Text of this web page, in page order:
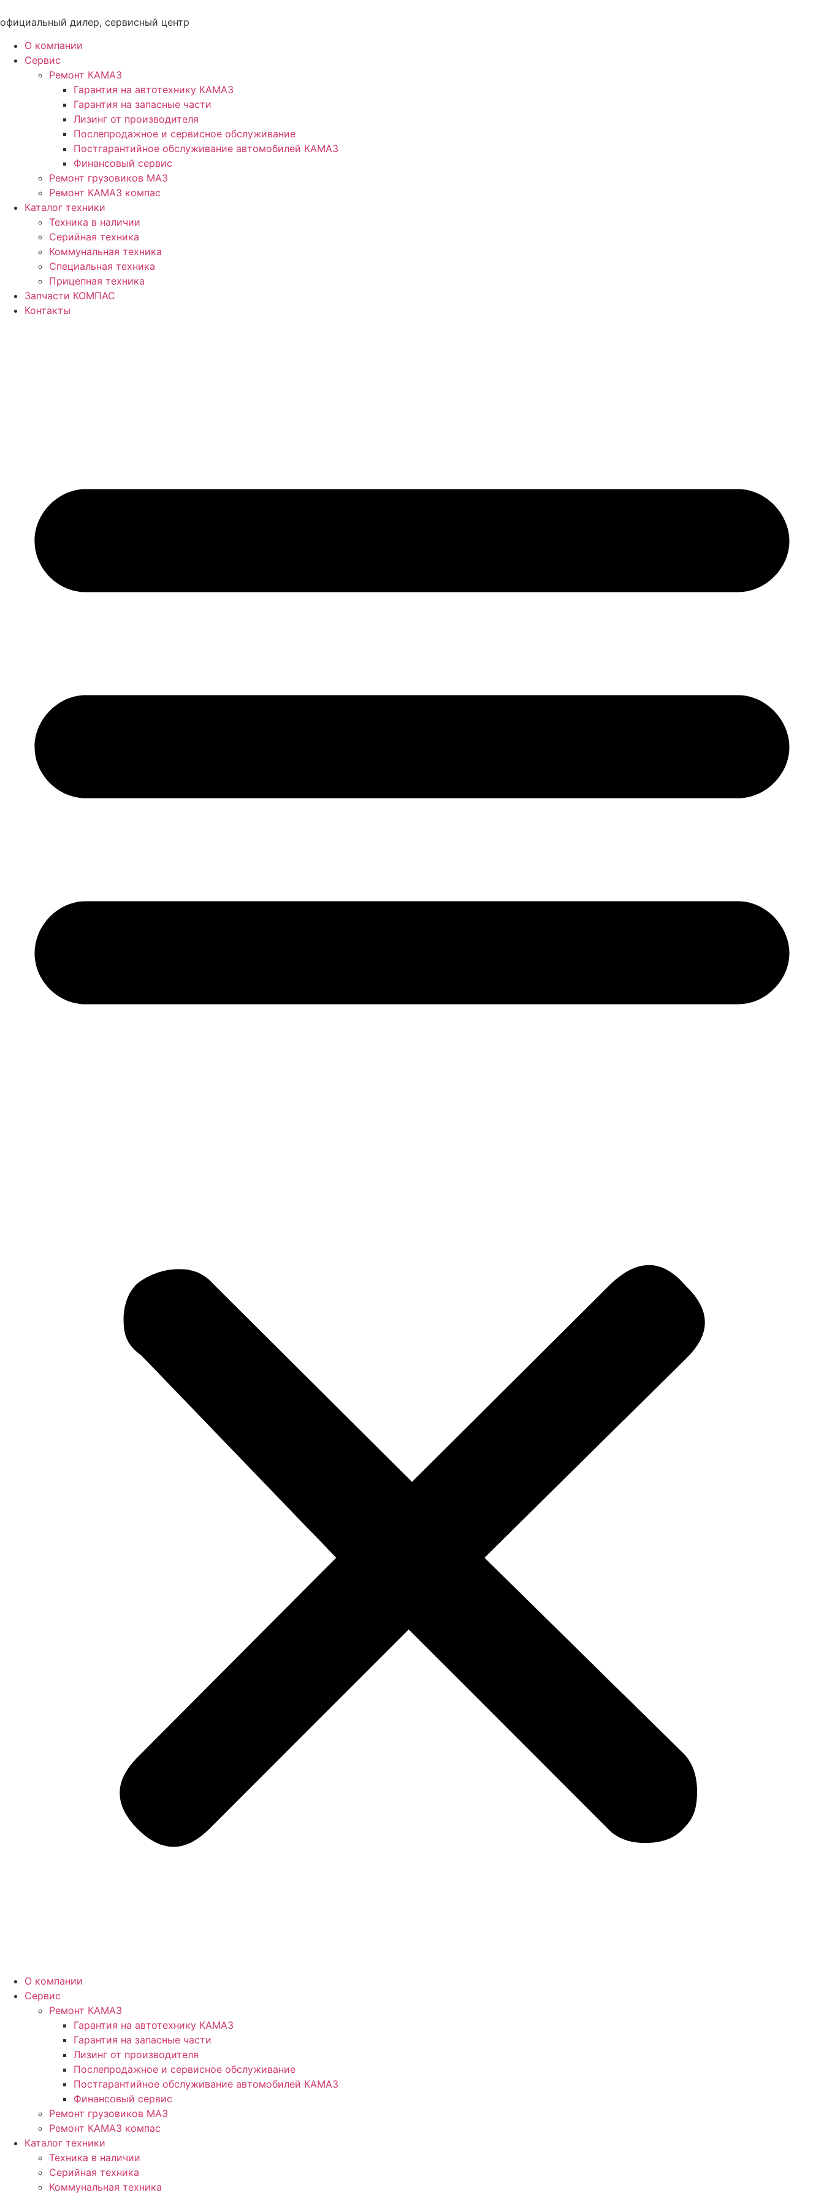
к
официальный дилер, сервисный центр
О компании
Сервис
Ремонт КАМАЗ
Гарантия на автотехнику КАМАЗ
Гарантия на запасные части
Лизинг от производителя
Послепродажное и сервисное обслуживание
Постгарантийное обслуживание автомобилей КАМАЗ
Финансовый сервис
Ремонт грузовиков МАЗ
Ремонт КАМАЗ компас
Каталог техники
Техника в наличии
Серийная техника
Коммунальная техника
Специальная техника
Прицепная техника
Запчасти КОМПАС
Контакты
О компании
Сервис
Ремонт КАМАЗ
Гарантия на автотехнику КАМАЗ
Гарантия на запасные части
Лизинг от производителя
Послепродажное и сервисное обслуживание
Постгарантийное обслуживание автомобилей КАМАЗ
Финансовый сервис
Ремонт грузовиков МАЗ
Ремонт КАМАЗ компас
Каталог техники
Техника в наличии
Серийная техника
Коммунальная техника